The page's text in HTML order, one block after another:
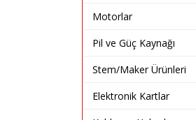
Motorlar
Pil ve Güç Kaynağı
Stem/Maker Ürünleri
Elektronik Kartlar